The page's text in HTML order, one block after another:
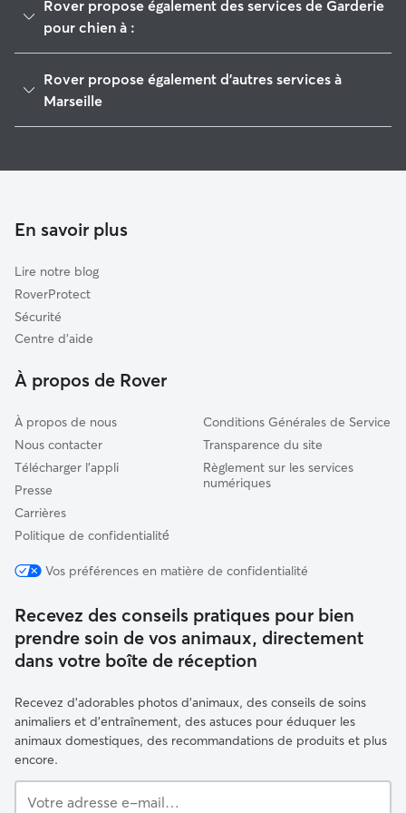
Rover propose également des services de Garderie
pour chien à :
Gardanne
Vitrolles
Aix-en-Provence
Plan-d'Aups-Sainte-Baume
Berre-l'Étang
Saint-Zacharie
Rover propose également d'autres services à
Marseille
Promeneur de Chien à Marseille
En savoir plus
Lire notre blog
RoverProtect
Sécurité
Centre d'aide
À propos de Rover
À propos de nous
Nous contacter
Télécharger l'appli
Presse
Carrières
Politique de confidentialité́
Conditions Générales de Service
Transparence du site
Règlement sur les services
numériques
Vos préférences en matière de confidentialité
Recevez des conseils pratiques pour bien
prendre soin de vos animaux, directement
dans votre boîte de réception
Recevez d'adorables photos d'animaux, des conseils de soins
animaliers et d'entraînement, des astuces pour éduquer les
animaux domestiques, des recommandations de produits et plus
encore.